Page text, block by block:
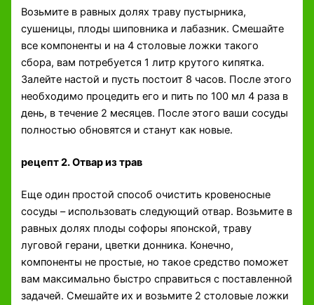
Возьмите в равных долях траву пустырника,
сушеницы, плоды шиповника и лабазник. Смешайте
все компоненты и на 4 столовые ложки такого
сбора, вам потребуется 1 литр крутого кипятка.
Залейте настой и пусть постоит 8 часов. После этого
необходимо процедить его и пить по 100 мл 4 раза в
день, в течение 2 месяцев. После этого ваши сосуды
полностью обновятся и станут как новые.
рецепт 2. Отвар из трав
Еще один простой способ очистить кровеносные
сосуды – использовать следующий отвар. Возьмите в
равных долях плоды софоры японской, траву
луговой герани, цветки донника. Конечно,
компоненты не простые, но такое средство поможет
вам максимально быстро справиться с поставленной
задачей. Смешайте их и возьмите 2 столовые ложки